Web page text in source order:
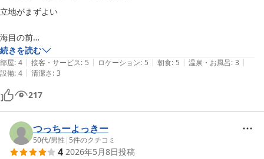
立地がまずよい
海目の前
鎌倉から徒歩
ロケーション最高である
徒歩圏内に、カフェやご飯をたべれそうなとこもみつけた
たまたま安い日に泊まれてコスパはかなり良かった
朝食はボリュームがあっておいしかった
続きを読む
部屋: 4 | 接客・サービス: 5 | ロケーション: 5 | 朝食: 5 | 温泉・お風呂: 3 |
設備: 4 | 清潔さ: 3
217
つっちーよっきー
50代/男性 | 5件のクチコミ
4 2026年5月8日投稿